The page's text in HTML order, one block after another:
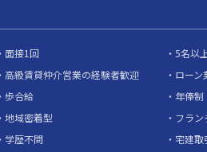
面接1回 5名以
高級賃貸仲介営業の経験者歓迎 ローン
歩合給 年俸制
地域密着型 フラ
学歴不問 宅建取